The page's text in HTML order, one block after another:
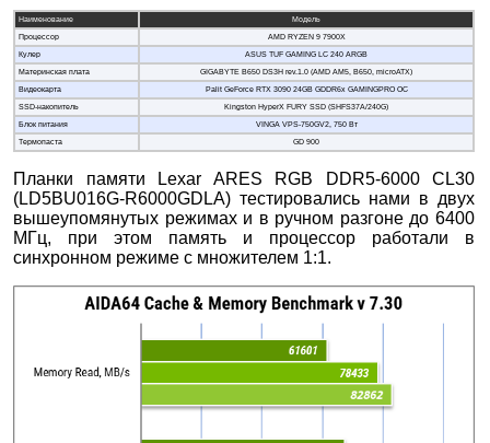
Наименование
Модель
Процессор
AMD RYZEN 9 7900X
Кулер
ASUS TUF GAMING LC 240 ARGB
Материнская плата
GIGABYTE B650 DS3H rev.1.0 (AMD AM5, B650, microATX)
Видеокарта
Palit GeForce RTX 3090 24GB GDDR6x GAMINGPRO OC
SSD-накопитель
Kingston HyperX FURY SSD (SHFS37A/240G)
Блок питания
VINGA VPS-750GV2, 750 Вт
Термопаста
GD 900
Планки памяти Lexar ARES RGB DDR5-6000 CL30
(LD5BU016G-R6000GDLA) тестировались нами в двух
вышеупомянутых режимах и в ручном разгоне до 6400
МГц, при этом память и процессор работали в
синхронном режиме с множителем 1:1.